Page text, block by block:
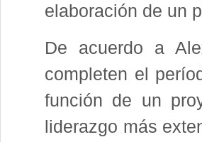
elaboración de un
De acuerdo a
completen el
función de un
liderazgo más